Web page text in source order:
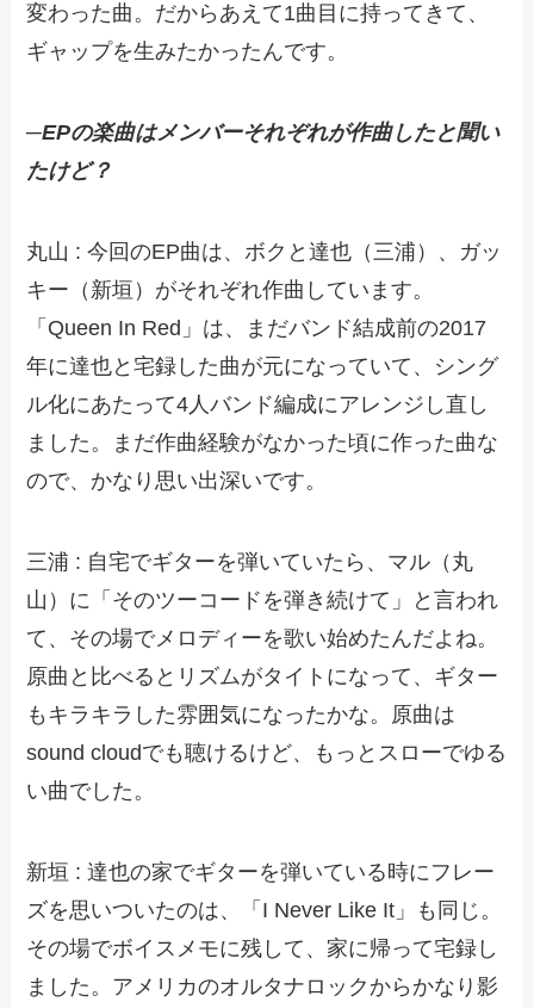
変わった曲。だからあえて1曲目に持ってきて、
ギャップを生みたかったんです。
─EPの楽曲はメンバーそれぞれが作曲したと聞い
たけど？
丸山 : 今回のEP曲は、ボクと達也（三浦）、ガッ
キー（新垣）がそれぞれ作曲しています。
「Queen In Red」は、まだバンド結成前の2017
年に達也と宅録した曲が元になっていて、シング
ル化にあたって4人バンド編成にアレンジし直し
ました。まだ作曲経験がなかった頃に作った曲な
ので、かなり思い出深いです。
三浦 : 自宅でギターを弾いていたら、マル（丸
山）に「そのツーコードを弾き続けて」と言われ
て、その場でメロディーを歌い始めたんだよね。
原曲と比べるとリズムがタイトになって、ギター
もキラキラした雰囲気になったかな。原曲は
sound cloudでも聴けるけど、もっとスローでゆる
い曲でした。
新垣 : 達也の家でギターを弾いている時にフレー
ズを思いついたのは、「I Never Like It」も同じ。
その場でボイスメモに残して、家に帰って宅録し
ました。アメリカのオルタナロックからかなり影